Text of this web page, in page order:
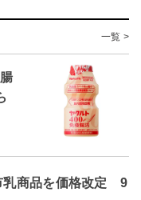
一覧 >
乳商品を価格改定 9